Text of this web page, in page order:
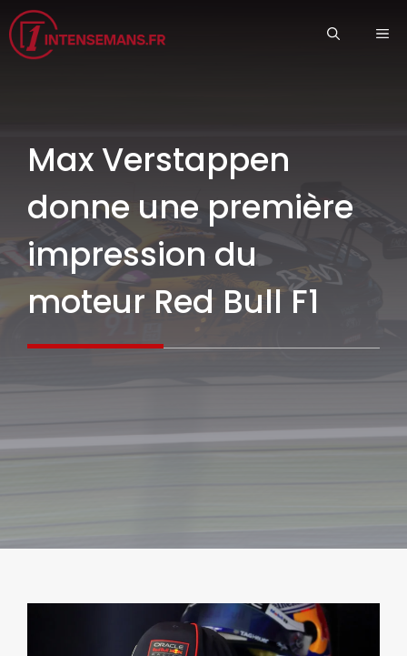
Aller
au
contenu
Max Verstappen
donne une première
impression du
moteur Red Bull F1